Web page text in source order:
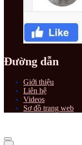
Đường dẫn
Giới thiệu
Liên hệ
Videos
Sơ đồ trang web